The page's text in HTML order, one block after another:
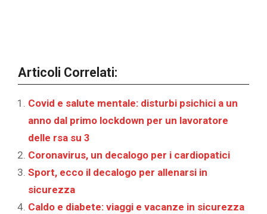
Articoli Correlati:
Covid e salute mentale: disturbi psichici a un
anno dal primo lockdown per un lavoratore
delle rsa su 3
Coronavirus, un decalogo per i cardiopatici
Sport, ecco il decalogo per allenarsi in
sicurezza
Caldo e diabete: viaggi e vacanze in sicurezza